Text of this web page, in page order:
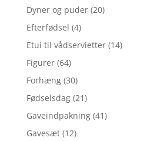
Dyner og puder (20)
Efterfødsel (4)
Etui til vådservietter (14)
Figurer (64)
Forhæng (30)
Fødselsdag (21)
Gaveindpakning (41)
Gavesæt (12)